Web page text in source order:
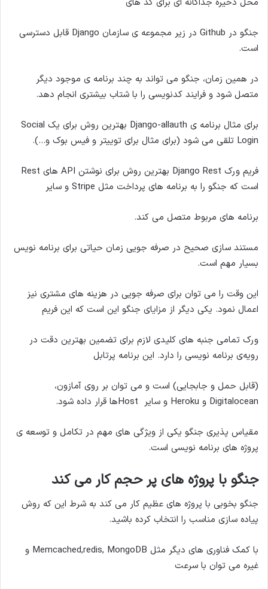
جنگو در Github در زیر مجموعه ی سازمان Django قابل دسترسی
است.
در همین زمان، جنگو می تواند به چند برنامه ی موجود دیگر
متصل شود و فرایند کدنویسی را با شتاب بیشتری انجام دهد.
برای مثال برنامه ی Django-allauth بهترین روش برای یک Social
Login تلقی می شود (برای مثال برای توییتر و فیس بوک و…).
فریم ورک Django Rest بهترین روش برای نوشتن API های Rest
است که جنگو را به برنامه های پرداخت مثل Stripe و سایر
برنامه های مربوط متصل می کند.
مستند سازی صحیح در صرفه جویی زمان حیاتی برای برنامه نویس
بسیار مهم است.
این وقت را می توان برای صرفه جویی در هزینه های مشتری نیز
اعمال نمود. یکی دیگر از مزایای جنگو این است که این فریم
ورک تمامی جنبه های کلیدی لازم برای تضمین بهترین دقت در
رویه‌ی برنامه نویسی را دارد. این برنامه پرتابل
(قابل حمل و جابجایی) است و می توان بر روی آمازون،
Digitalocean و Heroku و سایر Hostها قرار داده شود.
مقیاس پذیری جنگو یکی از ویژگی های مهم در تکامل و توسعه ی
پروژه های برنامه نویسی است.
جنگو با پروژه های پر حجم کار می کند
جنگو بخوبی با پروژه های عظیم کار می کند به شرط این که روش
پیاده سازی مناسب را انتخاب کرده باشید.
با کمک فناوری های دیگر مثل Memcached,redis, MongoDB و
غیره می توان با سرعت